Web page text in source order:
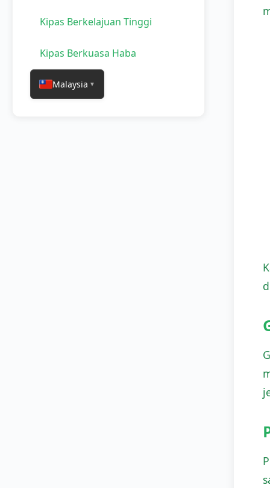
Kipas Berkelajuan Tinggi
Kipas Berkuasa Haba
Malaysia ▼